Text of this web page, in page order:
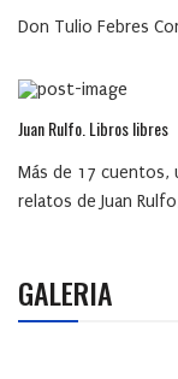
Don Tulio Febres
Juan Rulfo. Libros libres
Más de 17 cuentos,
relatos de Juan
GALERIA